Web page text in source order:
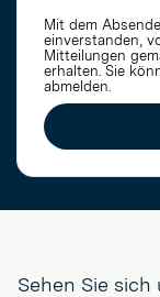
Mit dem
einverstanden,
Mitteilungen
erhalten. Sie
abmelden.
Sehen Sie sich